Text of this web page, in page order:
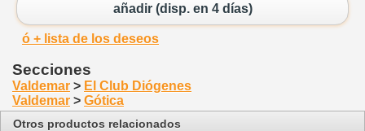
añadir (disp. en 4 días)
ó + lista de los deseos
Secciones
Valdemar > El Club Diógenes
Valdemar > Gótica
Otros productos relacionados